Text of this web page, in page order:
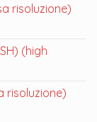
risoluzione)
(high
risoluzione)